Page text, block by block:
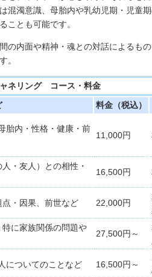
濁意識、母胎内や乳幼児期・児童期
ことも可能です。
の内面や精神・魂との対話によるも
。
ネリング コース・料金
料金（税込）
胎内・性格・健康・前
11,000円
・友人）との相性・
16,500円
・因果、前世など 22,000円
に家族関係の問題や
27,500円～
についてのことなど 16,500円～